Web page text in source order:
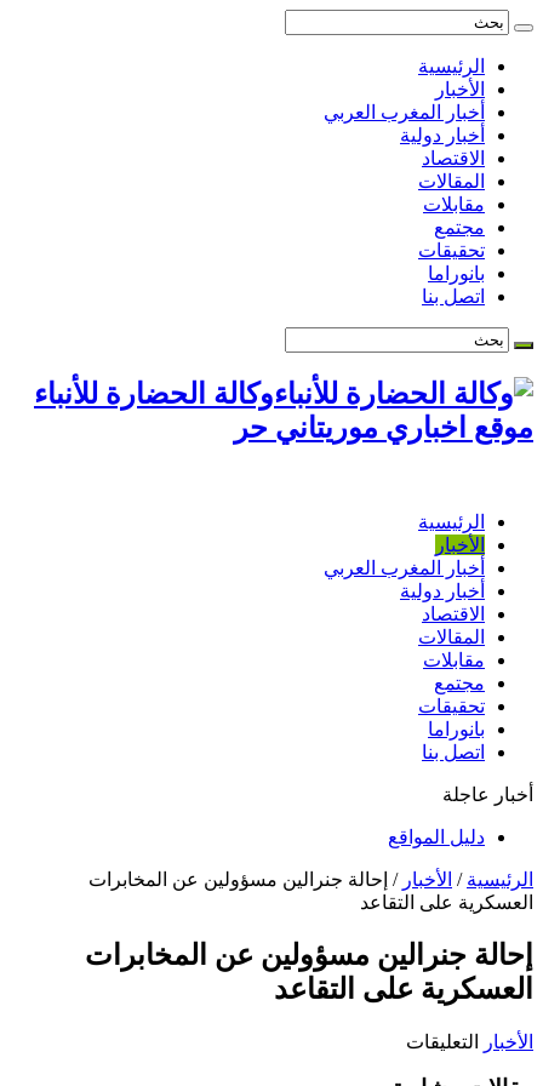
الرئيسية
الأخبار
أخبار المغرب العربي
أخبار دولية
الاقتصاد
المقالات
مقابلات
مجتمع
تحقيقات
بانوراما
اتصل بنا
وكالة الحضارة للأنباء
موقع اخباري موريتاني حر
الرئيسية
الأخبار
أخبار المغرب العربي
أخبار دولية
الاقتصاد
المقالات
مقابلات
مجتمع
تحقيقات
بانوراما
اتصل بنا
أخبار عاجلة
دليل المواقع
الرئيسية / الأخبار / إحالة جنرالين مسؤولين عن المخابرات
العسكرية على التقاعد
إحالة جنرالين مسؤولين عن المخابرات
العسكرية على التقاعد
الأخبار التعليقات